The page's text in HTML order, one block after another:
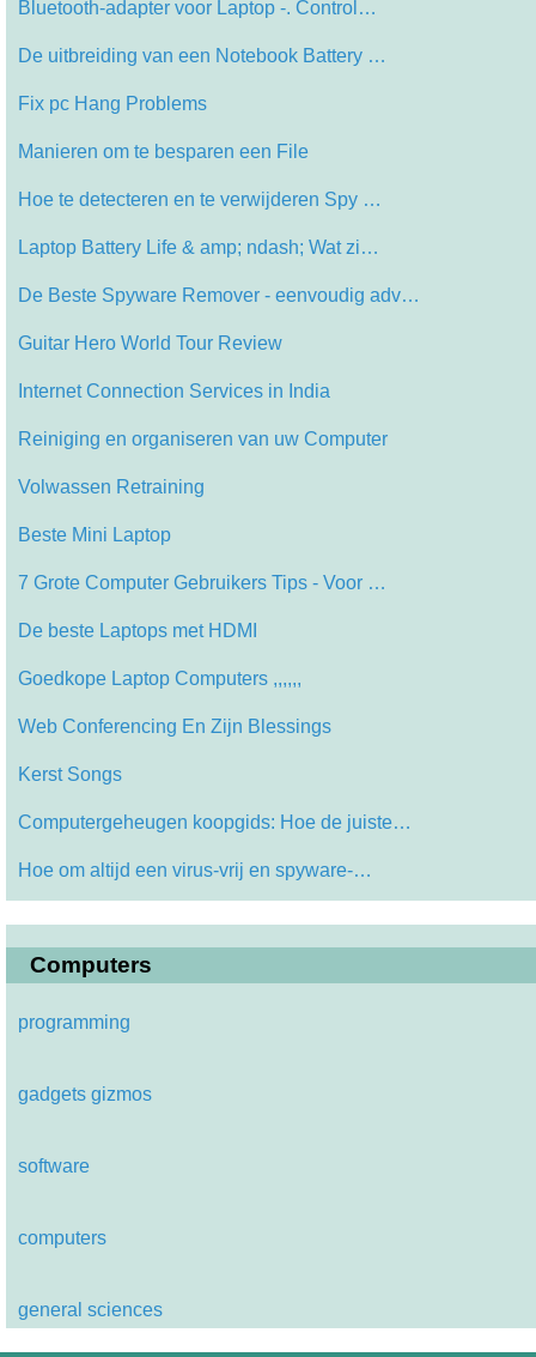
Bluetooth-adapter voor Laptop -. Control…
De uitbreiding van een Notebook Battery …
Fix pc Hang Problems
Manieren om te besparen een File
Hoe te detecteren en te verwijderen Spy …
Laptop Battery Life & amp; ndash; Wat zi…
De Beste Spyware Remover - eenvoudig adv…
Guitar Hero World Tour Review
Internet Connection Services in India
Reiniging en organiseren van uw Computer
Volwassen Retraining
Beste Mini Laptop
7 Grote Computer Gebruikers Tips - Voor …
De beste Laptops met HDMI
Goedkope Laptop Computers ,,,,,,
Web Conferencing En Zijn Blessings
Kerst Songs
Computergeheugen koopgids: Hoe de juiste…
Hoe om altijd een virus-vrij en spyware-…
Computers
programming
gadgets gizmos
software
computers
general sciences